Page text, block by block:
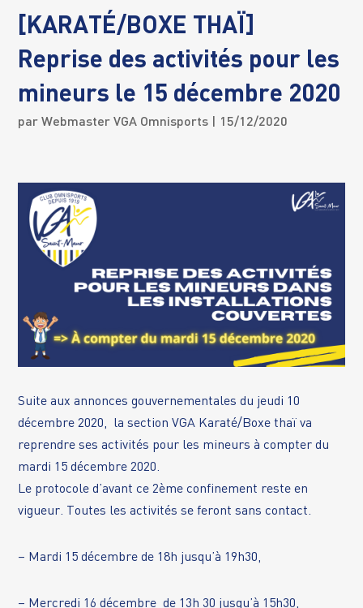
[KARATÉ/BOXE THAÏ]
Reprise des activités pour les
mineurs le 15 décembre 2020
parWebmaster VGA Omnisports | 15/12/2020
Suite aux annonces gouvernementales du jeudi 10
décembre 2020, la section VGA Karaté/Boxe thaï va
reprendre ses activités pour les mineurs à compter du
mardi 15 décembre 2020.
Le protocole d’avant ce 2ème confinement reste en
vigueur. Toutes les activités se feront sans contact.
– Mardi 15 décembre de 18h jusqu’à 19h30,
– Mercredi 16 décembre de 13h 30 jusqu’à 15h30,